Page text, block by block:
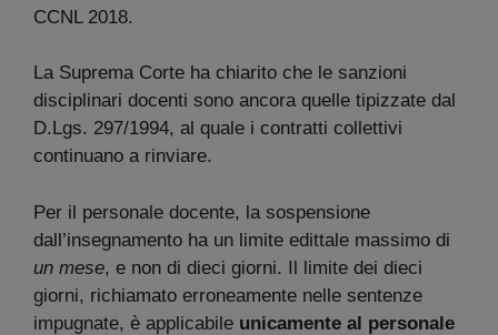
CCNL 2018.
La Suprema Corte ha chiarito che le sanzioni
disciplinari docenti sono ancora quelle tipizzate dal
D.Lgs. 297/1994, al quale i contratti collettivi
continuano a rinviare.
Per il personale docente, la sospensione
dall’insegnamento ha un limite edittale massimo di
un mese, e non di dieci giorni. Il limite dei dieci
giorni, richiamato erroneamente nelle sentenze
impugnate, è applicabile unicamente al personale